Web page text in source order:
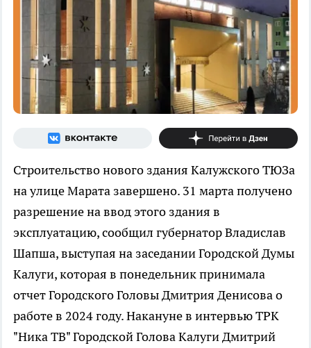
Строительство нового здания Калужского ТЮЗа
на улице Марата завершено. 31 марта получено
разрешение на ввод этого здания в
эксплуатацию, сообщил губернатор Владислав
Шапша, выступая на заседании Городской Думы
Калуги, которая в понедельник принимала
отчет Городского Головы Дмитрия Денисова о
работе в 2024 году. Накануне в интервью ТРК
"Ника ТВ" Городской Голова Калуги Дмитрий